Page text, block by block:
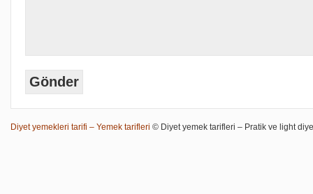
Diyet yemekleri tarifi – Yemek tarifleri © Diyet yemek tarifleri – Pratik ve light